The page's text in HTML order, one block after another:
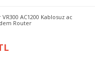
AC1200 Kablosuz ac
Router